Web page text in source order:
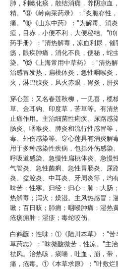
肺，利嗽化痰，散结消痈，养阴凉血
精。"⑨《岭南采药录》："炙脆存性
痛。"⑩《山东中药》："为解毒、消
疸，目赤，小便不利，大便秘结。"⑾
药手册》："清热解毒，凉血利尿，催
疡，眼疾肿痛，消化不良，便秘，蛇
染。"⑿《上海常用中草药》："清热解
治感冒发热，扁桃体炎，急性咽喉炎
火，淋巴腺炎，风火赤眼，胃炎，肝
穿心莲：又名春莲秋柳，一见喜，榄
草、金耳钩、印度草，苦草等。有清
止痛作用。主治细菌性痢疾、尿路感
肠炎、咽喉炎、肺炎和流行性感冒等
毒、外伤感染等。穿心莲具有消炎解
用于多种感染性疾病，包括外伤感染
呼吸道感染、急慢性扁桃体炎、急慢
气管炎、急性菌痢、急性胃肠炎、尿
炎、盆腔炎、中耳炎、牙周炎等，均
味苦；性寒。归经：归心；肺；大肠
热解毒；泻火；燥湿。主风热感冒；
嗽；百日咳；肺痈；咽喉肿痛；湿热
疮疡痈肿；湿疹；毒蛇咬伤。
白鹤藤：性味：①《陆川本草》："
草药志》："味微酸微苦，性凉。"主
祛风。治热咳，痰喘，吐血，崩，带
痛，疮毒。①《本草求原》："叶敷烂